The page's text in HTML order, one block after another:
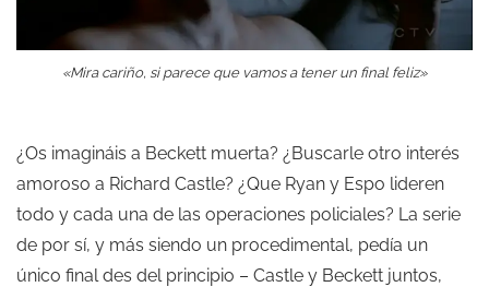
«Mira cariño, si parece que vamos a tener un final feliz»
¿Os imagináis a Beckett muerta? ¿Buscarle otro interés
amoroso a Richard Castle? ¿Que Ryan y Espo lideren
todo y cada una de las operaciones policiales? La serie
de por sí, y más siendo un procedimental, pedía un
único final des del principio – Castle y Beckett juntos,